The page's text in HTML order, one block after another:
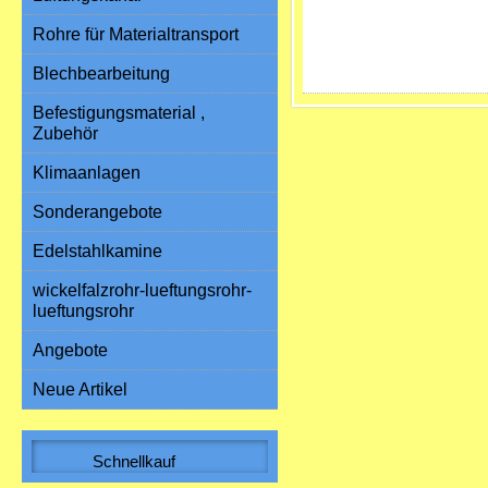
Rohre für Materialtransport
Blechbearbeitung
Befestigungsmaterial ,
Zubehör
Klimaanlagen
Sonderangebote
Edelstahlkamine
wickelfalzrohr-lueftungsrohr-
lueftungsrohr
Angebote
Neue Artikel
Schnellkauf